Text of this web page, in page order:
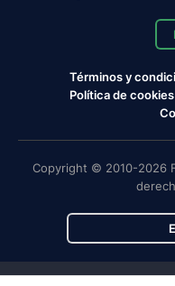
Términos y
Política de cookies
Copyright © 2010-2026